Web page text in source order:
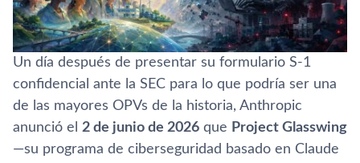
Un día después de presentar su formulario S-1
confidencial ante la SEC para lo que podría ser una
de las mayores OPVs de la historia, Anthropic
anunció el 2 de junio de 2026 que Project Glasswing
—su programa de ciberseguridad basado en Claude